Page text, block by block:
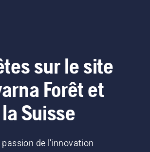
sur le site
Forêt et
Suisse
de l'innovation